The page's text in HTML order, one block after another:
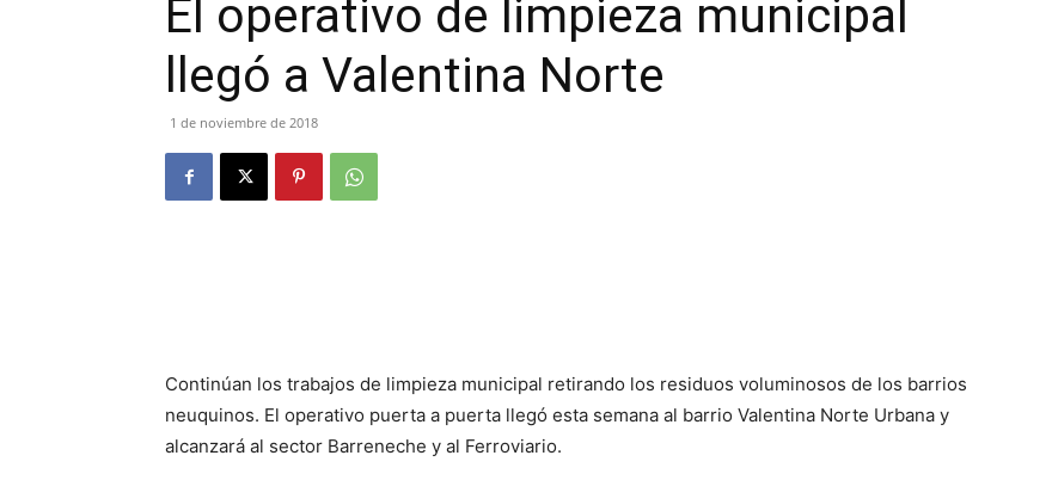
El operativo de limpieza municipal
llegó a Valentina Norte
1 de noviembre de 2018
Continúan los trabajos de limpieza municipal retirando los residuos voluminosos de los barrios
neuquinos. El operativo puerta a puerta llegó esta semana al barrio Valentina Norte Urbana y
alcanzará al sector Barreneche y al Ferroviario.